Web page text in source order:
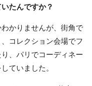
たんですか？
かりませんが、街角で
コレクション会場でフ
、パリでコーディネー
ていました。